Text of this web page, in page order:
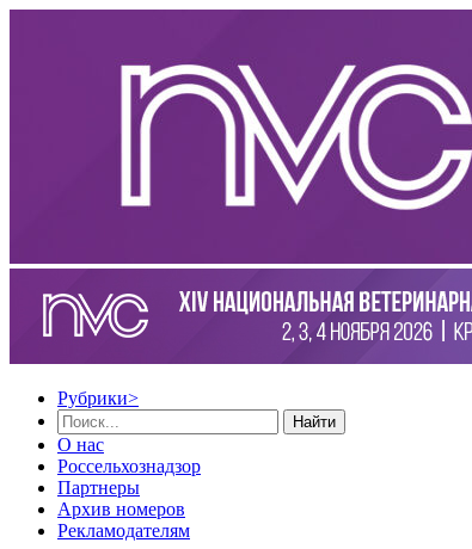
Рубрики>
Найти
О нас
Россельхознадзор
Партнеры
Архив номеров
Рекламодателям